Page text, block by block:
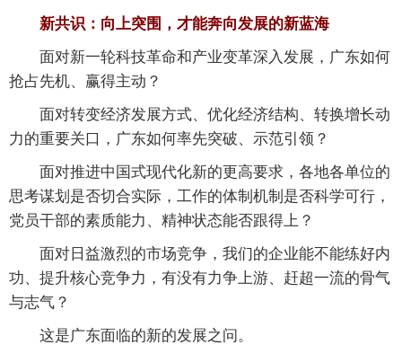
新共识：向上突围，才能奔向发展的新蓝海
面对新一轮科技革命和产业变革深入发展，广东如何
抢占先机、赢得主动？
面对转变经济发展方式、优化经济结构、转换增长动
力的重要关口，广东如何率先突破、示范引领？
面对推进中国式现代化新的更高要求，各地各单位的
思考谋划是否切合实际，工作的体制机制是否科学可行，
党员干部的素质能力、精神状态能否跟得上？
面对日益激烈的市场竞争，我们的企业能不能练好内
功、提升核心竞争力，有没有力争上游、赶超一流的骨气
与志气？
这是广东面临的新的发展之问。